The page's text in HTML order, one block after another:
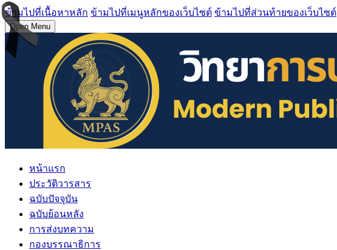
ข้ามไปที่เนื้อหาหลัก ข้ามไปที่เมนูหลักของเว็บไซต์ ข้ามไปที่ส่วนท้ายของเว็บไซต์
Open Menu
หน้าแรก
ประวัติวารสาร
ฉบับปัจจุบัน
ฉบับย้อนหลัง
การส่งบทความ
กองบรรณาธิการ